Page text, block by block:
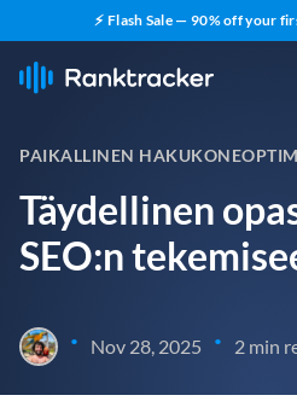
⚡ Flash Sale — 90% off your
PAIKALLINEN
Täydellinen
SEO:n
• Nov 28, 2025 • 2 min